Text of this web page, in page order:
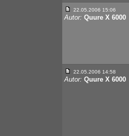
22.05.2006 15:06
Autor: Quure X 6000
22.05.2006 14:58
Autor: Quure X 6000